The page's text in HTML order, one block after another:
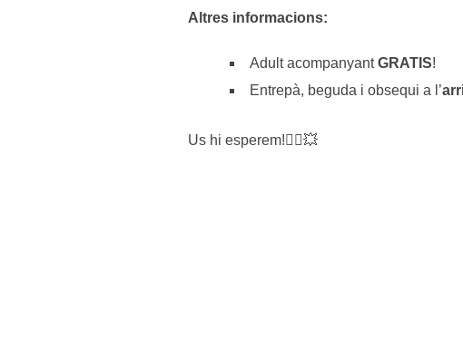
Altres informacions:
Adult acompanyantGRATIS!
Entrepà, beguda i obsequi a l’
Us hi esperem!🚴‍♀️💥